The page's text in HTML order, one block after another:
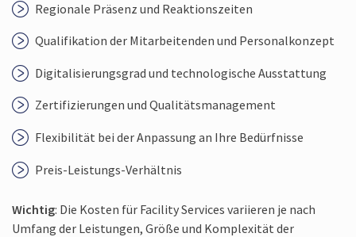
Regionale Präsenz und Reaktionszeiten
Qualifikation der Mitarbeitenden und Personalkonzept
Digitalisierungs­grad und technologische Ausstattung
Zertifizierungen und Qualitätsmanagement
Flexibilität bei der Anpassung an Ihre Bedürfnisse
Preis-Leistungs-Verhältnis
Wichtig: Die Kosten für Facility Services variieren je nach
Umfang der Leistungen, Größe und Komplexität der